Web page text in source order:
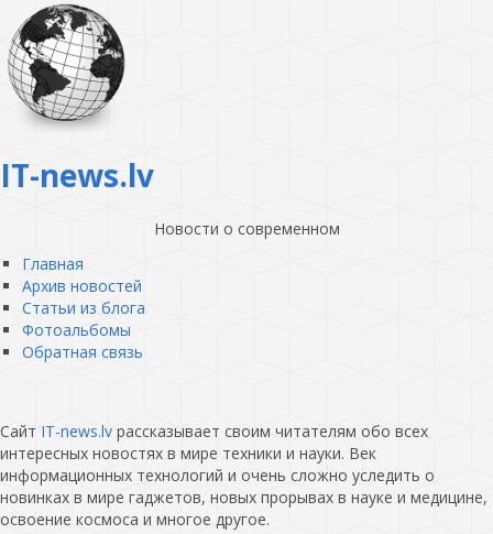
IT-news.lv
Новости о современном
Главная
Архив новостей
Статьи из блога
Фотоальбомы
Обратная связь
Сайт IT-news.lv рассказывает своим читателям обо всех
интересных новостях в мире техники и науки. Век
информационных технологий и очень сложно уследить о
новинках в мире гаджетов, новых прорывах в науке и медицине,
освоение космоса и многое другое.